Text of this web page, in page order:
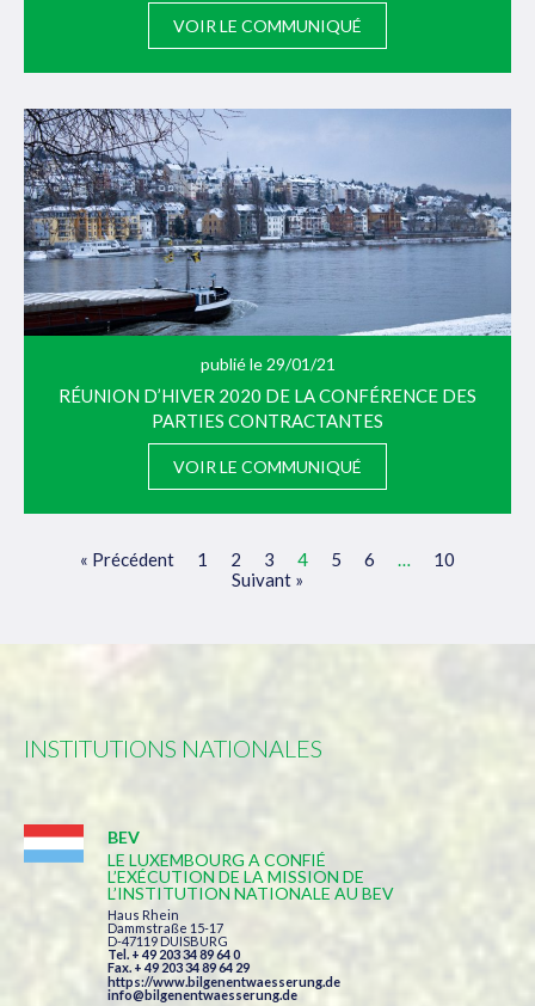
VOIR LE COMMUNIQUÉ
publié le 29/01/21
RÉUNION D’HIVER 2020 DE LA CONFÉRENCE DES
PARTIES CONTRACTANTES
VOIR LE COMMUNIQUÉ
« Précédent 1 2 3 4 5 6 …
10
Suivant »
INSTITUTIONS NATIONALES
BEV
LE LUXEMBOURG A CONFIÉ
L’EXÉCUTION DE LA MISSION DE
L’INSTITUTION NATIONALE AU BEV
Haus Rhein
Dammstraße 15-17
D-47119 DUISBURG
Tel. + 49 203 34 89 64 0
Fax. + 49 203 34 89 64 29
https://www.bilgenentwaesserung.de
info@bilgenentwaesserung.de